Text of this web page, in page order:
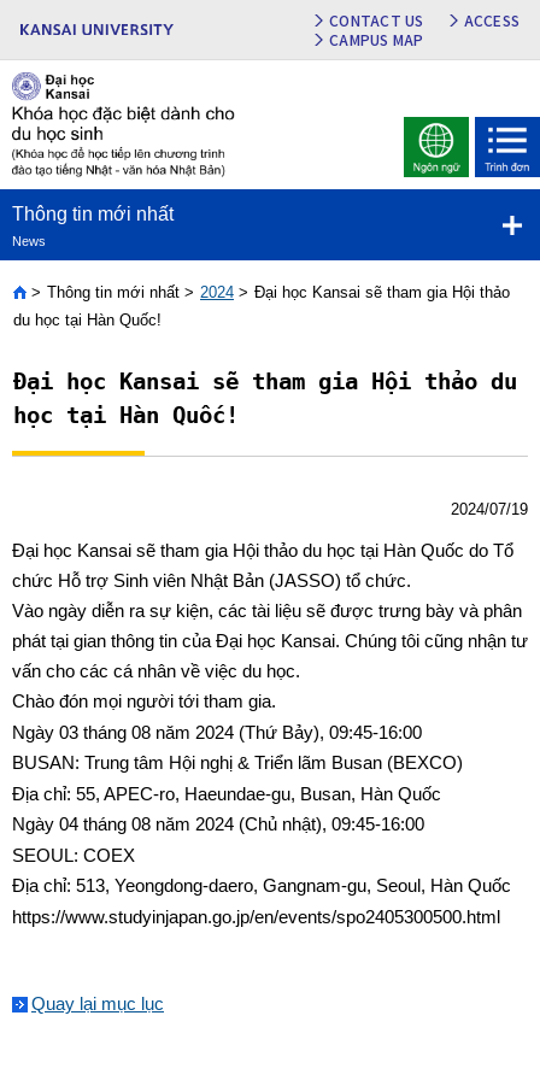
CONTACT US
ACCESS
CAMPUS MAP
Thông tin mới nhất
News
Home
Thông tin mới nhất 2024
Đại học Kansai sẽ tham gia Hội thảo
du học tại Hàn Quốc!
Đại học Kansai sẽ tham gia Hội thảo du
học tại Hàn Quốc!
2024/07/19
Đại học Kansai sẽ tham gia Hội thảo du học tại Hàn Quốc do Tổ
chức Hỗ trợ Sinh viên Nhật Bản (JASSO) tổ chức.
Vào ngày diễn ra sự kiện, các tài liệu sẽ được trưng bày và phân
phát tại gian thông tin của Đại học Kansai. Chúng tôi cũng nhận tư
vấn cho các cá nhân về việc du học.
Chào đón mọi người tới tham gia.
Ngày 03 tháng 08 năm 2024 (Thứ Bảy), 09:45-16:00
BUSAN: Trung tâm Hội nghị & Triển lãm Busan (BEXCO)
Địa chỉ: 55, APEC-ro, Haeundae-gu, Busan, Hàn Quốc
Ngày 04 tháng 08 năm 2024 (Chủ nhật), 09:45-16:00
SEOUL: COEX
Địa chỉ: 513, Yeongdong-daero, Gangnam-gu, Seoul, Hàn Quốc
https://www.studyinjapan.go.jp/en/events/spo2405300500.html
Quay lại mục lục